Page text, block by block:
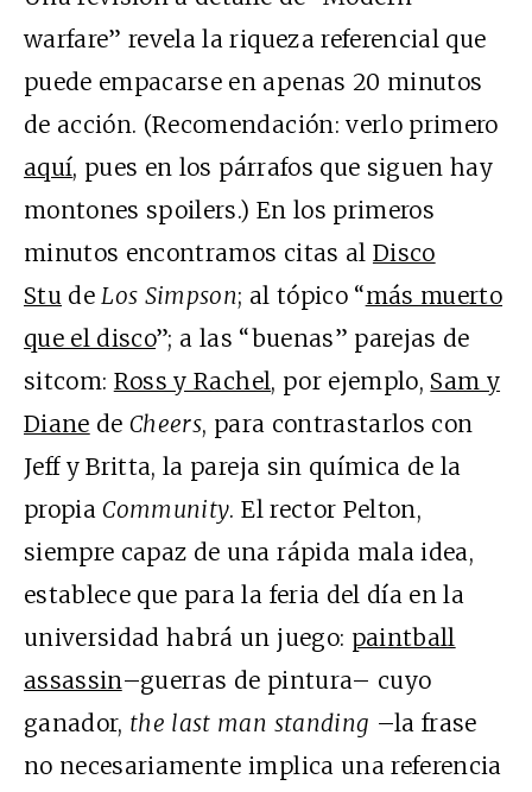
warfare” revela la riqueza referencial que
puede empacarse en apenas 20 minutos
de acción. (Recomendación: verlo primero
aquí, pues en los párrafos que siguen hay
montones spoilers.) En los primeros
minutos encontramos citas al Disco
Stu de Los Simpson; al tópico “más muerto
que el disco”; a las “buenas” parejas de
sitcom: Ross y Rachel, por ejemplo, Sam y
Diane deCheers, para contrastarlos con
Jeff y Britta, la pareja sin química de la
propiaCommunity. El rector Pelton,
siempre capaz de una rápida mala idea,
establece que para la feria del día en la
universidad habrá un juego: paintball
assassin–guerras de pintura– cuyo
ganador, the last man standing –la frase
no necesariamente implica una referencia